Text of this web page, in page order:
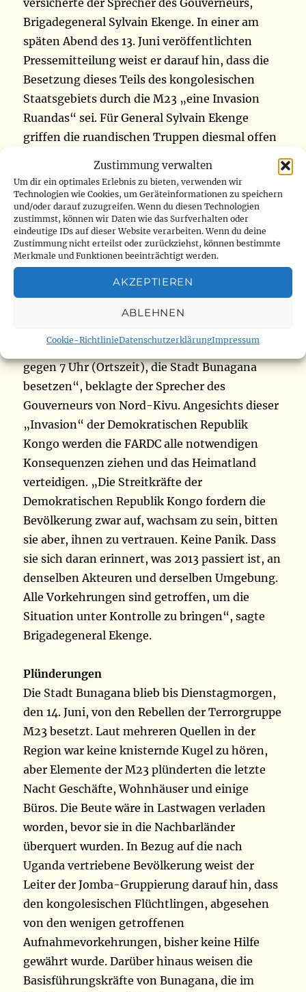
Zustimmung verwalten
Um dir ein optimales Erlebnis zu bieten, verwenden wir
Technologien wie Cookies, um Geräteinformationen zu speichern
und/oder darauf zuzugreifen. Wenn du diesen Technologien
zustimmst, können wir Daten wie das Surfverhalten oder
eindeutige IDs auf dieser Website verarbeiten. Wenn du deine
Zustimmung nicht erteilst oder zurückziehst, können bestimmte
Merkmale und Funktionen beeinträchtigt werden.
AKZEPTIEREN
ABLEHNEN
Cookie-RichtlinieDatenschutzerklärungImpressum
versicherte der Sprecher des Gouverneurs,
Brigadegeneral Sylvain Ekenge. In einer am
späten Abend des 13. Juni veröffentlichten
Pressemitteilung weist er darauf hin, dass die
Besetzung dieses Teils des kongolesischen
Staatsgebiets durch die M23 „eine Invasion
Ruandas“ sei. Für General Sylvain Ekenge
griffen die ruandischen Truppen diesmal offen
ein, als Reaktion auf die vielen Rückschläge, die
die M23 gerade am vergangenen Wochenende
in der Jomba-Gruppierung gegenüber den
FARDC erlitten hatte. „Nachdem die
ruandischen Verteidigungskräfte die
Rückschläge zur Kenntnis genommen haben,
die ihre Schützlinge vor Ort erlitten haben,
Unantastbarkeit unserer Grenzen und die
indem sie an diesem Montag, den 13. Juni
gegen 7 Uhr (Ortszeit), die Stadt Bunagana
besetzen“, beklagte der Sprecher des
Gouverneurs von Nord-Kivu. Angesichts dieser
„Invasion“ der Demokratischen Republik
Kongo werden die FARDC alle notwendigen
Konsequenzen ziehen und das Heimatland
verteidigen. „Die Streitkräfte der
Demokratischen Republik Kongo fordern die
Bevölkerung zwar auf, wachsam zu sein, bitten
sie aber, ihnen zu vertrauen. Keine Panik. Dass
sie sich daran erinnert, was 2013 passiert ist, an
denselben Akteuren und derselben Umgebung.
Alle Vorkehrungen sind getroffen, um die
Situation unter Kontrolle zu bringen“, sagte
Brigadegeneral Ekenge.
Plünderungen
Die Stadt Bunagana blieb bis Dienstagmorgen,
den 14. Juni, von den Rebellen der Terrorgruppe
M23 besetzt. Laut mehreren Quellen in der
Region war keine knisternde Kugel zu hören,
aber Elemente der M23 plünderten die letzte
Nacht Geschäfte, Wohnhäuser und einige
Büros. Die Beute wäre in Lastwagen verladen
worden, bevor sie in die Nachbarländer
überquert wurden. In Bezug auf die nach
Uganda vertriebene Bevölkerung weist der
Leiter der Jomba-Gruppierung darauf hin, dass
den kongolesischen Flüchtlingen, abgesehen
von den wenigen getroffenen
Aufnahmevorkehrungen, bisher keine Hilfe
gewährt wurde. Darüber hinaus weisen die
Basisführungskräfte von Bunagana, die im